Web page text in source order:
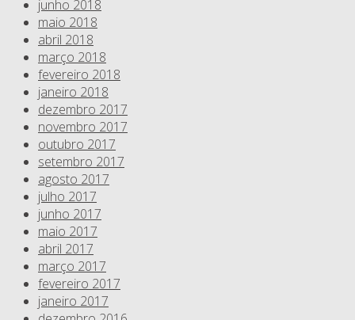
junho 2018
maio 2018
abril 2018
março 2018
fevereiro 2018
janeiro 2018
dezembro 2017
novembro 2017
outubro 2017
setembro 2017
agosto 2017
julho 2017
junho 2017
maio 2017
abril 2017
março 2017
fevereiro 2017
janeiro 2017